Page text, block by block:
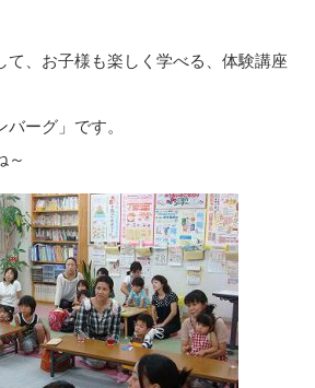
n
て、お子様も楽しく学べる、体験講座
ーグ」です。
～